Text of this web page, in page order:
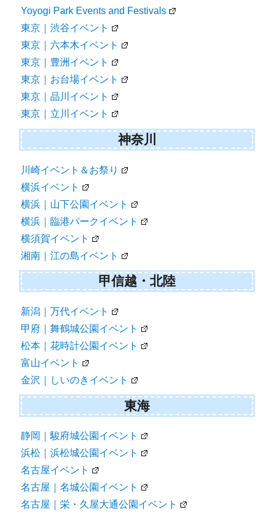
Yoyogi Park Events and Festivals
東京｜渋谷イベント
東京｜六本木イベント
東京｜豊洲イベント
東京｜お台場イベント
東京｜品川イベント
東京｜立川イベント
神奈川
川崎イベント＆お祭り
横浜イベント
横浜｜山下公園イベント
横浜｜臨港パークイベント
横須賀イベント
湘南｜江の島イベント
甲信越・北陸
新潟｜万代イベント
甲府｜舞鶴城公園イベント
松本｜花時計公園イベント
富山イベント
金沢｜しいのきイベント
東海
静岡｜駿府城公園イベント
浜松｜浜松城公園イベント
名古屋イベント
名古屋｜名城公園イベント
名古屋｜栄・久屋大通公園イベント